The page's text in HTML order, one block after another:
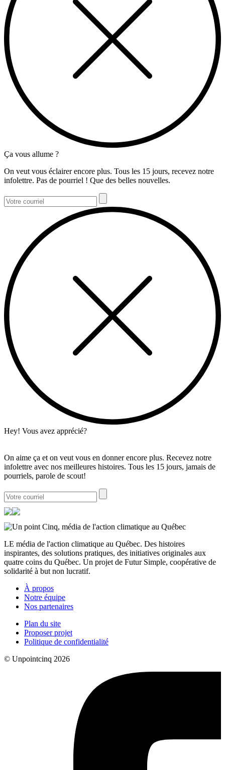
Ça vous allume ?
On veut vous éclairer encore plus. Tous les 15 jours, recevez notre
infolettre. Pas de pourriel ! Que des belles nouvelles.
Hey! Vous avez apprécié?
On aime ça et on veut vous en donner encore plus. Recevez notre
infolettre avec nos meilleures histoires. Tous les 15 jours, jamais de
pourriels, parole de scout!
LE média de l'action climatique au Québec. Des histoires
inspirantes, des solutions pratiques, des initiatives originales aux
quatre coins du Québec. Un projet de Futur Simple, coopérative de
solidarité à but non lucratif.
À propos
Notre équipe
Nos partenaires
Plan du site
Proposer projet
Politique de confidentialité
© Unpointcinq 2026